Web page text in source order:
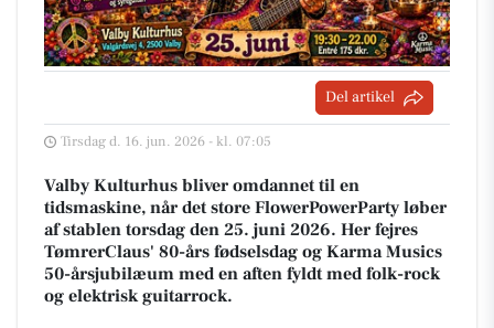
Del artikel
Tirsdag d. 16. jun. 2026 - kl. 07:05
Valby Kulturhus bliver omdannet til en
tidsmaskine, når det store FlowerPowerParty løber
af stablen torsdag den 25. juni 2026. Her fejres
TømrerClaus' 80-års fødselsdag og Karma Musics
50-årsjubilæum med en aften fyldt med folk-rock
og elektrisk guitarrock.